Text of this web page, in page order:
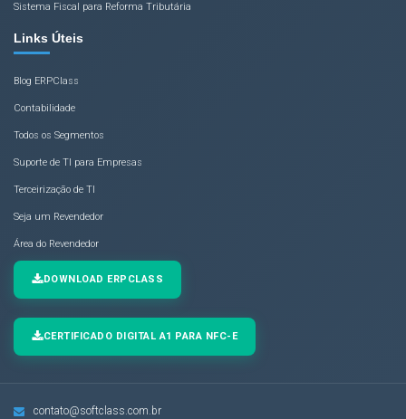
Sistema Fiscal para Reforma Tributária
Links Úteis
Blog ERPClass
Contabilidade
Todos os Segmentos
Suporte de TI para Empresas
Terceirização de TI
Seja um Revendedor
Área do Revendedor
DOWNLOAD ERPCLASS
CERTIFICADO DIGITAL A1 PARA NFC-E
contato@softclass.com.br